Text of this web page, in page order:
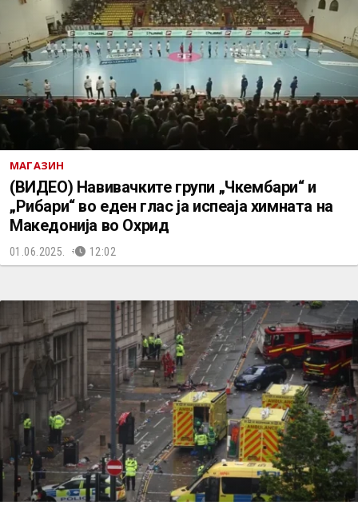
МАГАЗИН
(ВИДЕО) Навивачките групи „Чкембари“ и
„Рибари“ во еден глас ја испеаја химната на
Македонија во Охрид
01.06.2025. 12:02